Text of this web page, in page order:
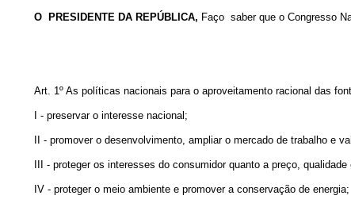
O PRESIDENTE DA REPÚBLICA, Faço saber que o Congresso
Art. 1º As políticas nacionais para o aproveitamento racional das
I - preservar o interesse nacional;
II - promover o desenvolvimento, ampliar o mercado de trabalho e
III - proteger os interesses do consumidor quanto a preço,
IV - proteger o meio ambiente e promover a conservação de energia;